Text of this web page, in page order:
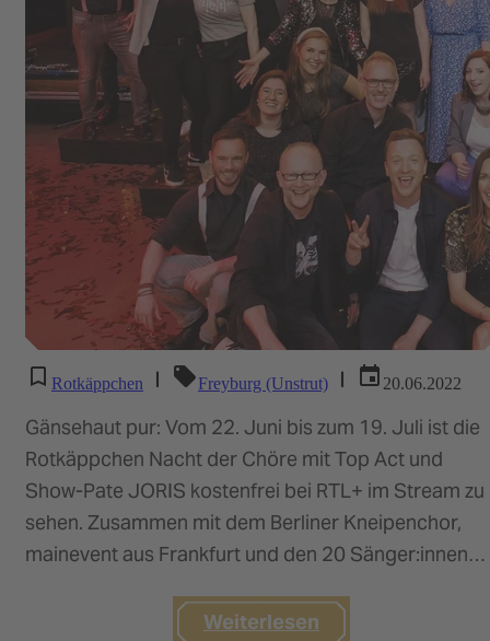
Rotkäppchen | Freyburg (Unstrut) | 20.06.2022
Gänsehaut pur: Vom 22. Juni bis zum 19. Juli ist die
Rotkäppchen Nacht der Chöre mit Top Act und
Show-Pate JORIS kostenfrei bei RTL+ im Stream zu
sehen. Zusammen mit dem Berliner Kneipenchor,
mainevent aus Frankfurt und den 20 Sänger:innen
Weiterlesen